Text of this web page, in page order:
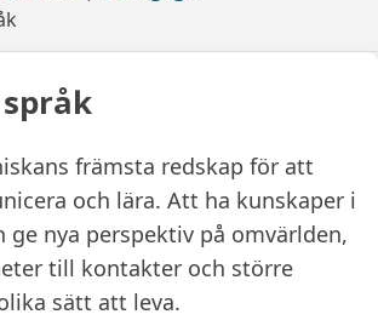
främsta redskap för att
och lära. Att ha kunskaper i
ge nya perspektiv på omvärlden,
till kontakter och större
sätt att leva.